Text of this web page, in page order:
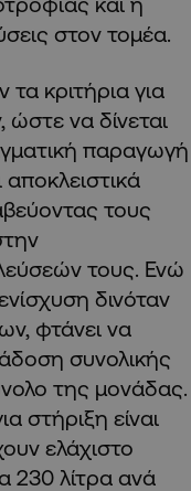
στον τομέα.
κριτήρια για
να δίνεται
παραγωγή
αποκλειστικά
τους
τους. Ενώ
δινόταν
φτάνει να
συνολικής
της μονάδας.
στήριξη είναι
ελάχιστο
230 λίτρα ανά